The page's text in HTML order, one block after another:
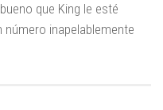
que King le esté
inapelablemente